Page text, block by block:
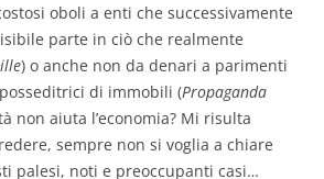
oboli a enti che successivamente
parte in ciò che realmente
) o anche non da denari a parimenti
di immobili (Propaganda
non aiuta l’economia? Mi risulta
sempre non si voglia a chiare
palesi, noti e preoccupanti casi…